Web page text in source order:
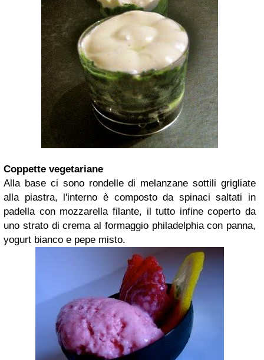
Coppette vegetariane
Alla base ci sono rondelle di melanzane sottili grigliate
alla piastra, l'interno è composto da spinaci saltati in
padella con mozzarella filante, il tutto infine coperto da
uno strato di crema al formaggio philadelphia con panna,
yogurt bianco e pepe misto.